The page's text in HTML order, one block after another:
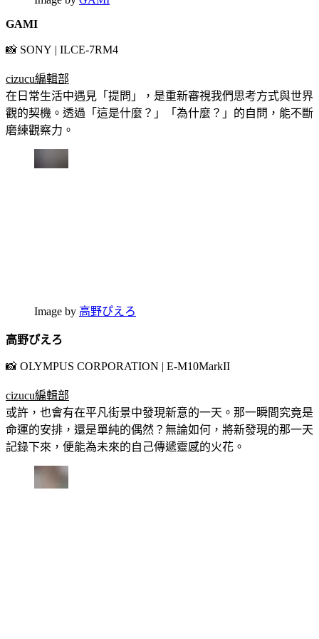
GAMI
📸 SONY | ILCE-7RM4
cizucu編輯部
在日常生活中遇見「提問」，是重新審視我們思考方式與世界
觀的契機。透過「這是什麼？」「為什麼？」的自問，能不斷
磨練觀察力。
Image by 高野ぴえろ
高野ぴえろ
📸 OLYMPUS CORPORATION | E-M10MarkII
cizucu編輯部
或許，也會有在平凡街景中發現新意的一天。那一瞬間究竟是
命運的安排，還是單純的偶然？無論如何，將新發現的那一天
記錄下來，便能為未來的自己傳遞靈感的火花。